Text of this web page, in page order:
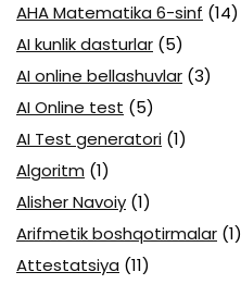
AHA Matematika 6-sinf (14)
AI kunlik dasturlar (5)
AI online bellashuvlar (3)
AI Online test (5)
AI Test generatori (1)
Algoritm (1)
Alisher Navoiy (1)
Arifmetik boshqotirmalar (1)
Attestatsiya (11)